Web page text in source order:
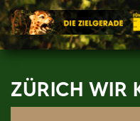
Skip
to
content
ZÜRICH WIR